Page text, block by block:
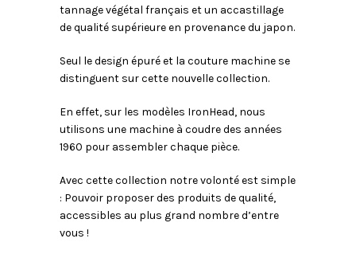
tannage végétal français et un accastillage
de qualité supérieure en provenance du japon.
Seul le design épuré et la couture machine se
distinguent sur cette nouvelle collection.
En effet, sur les modèles IronHead, nous
utilisons une machine à coudre des années
1960 pour assembler chaque pièce.
Avec cette collection notre volonté est simple
: Pouvoir proposer des produits de qualité,
accessibles au plus grand nombre d’entre
vous !